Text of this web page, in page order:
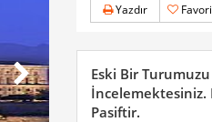
Yazdır
Eski Bir Turumuzu
İncelemektesiniz.
Pasiftir.